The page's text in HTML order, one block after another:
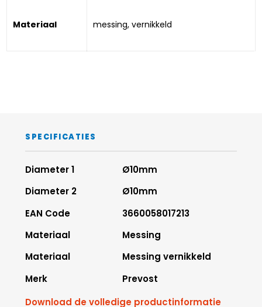
Materiaal messing, vernikkeld
SPECIFICATIES
Diameter 1
Ø10mm
Diameter 2
Ø10mm
EAN Code
3660058017213
Materiaal
Messing
Materiaal
Messing vernikkeld
Merk
Prevost
Download de volledige productinformatie